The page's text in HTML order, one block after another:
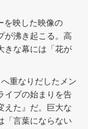
を映した映像の
が沸き起こる。高
きな幕には「花が
重なりだしたメン
イブの始まりを告
えた』だ。巨大な
「言葉にならない